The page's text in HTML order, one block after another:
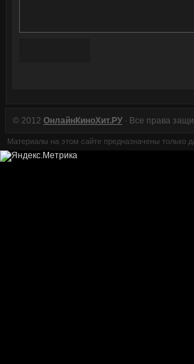
© 2012 ОнлайнКиноХит.РУ· Все права
Материалы на этом сайте предназначены только